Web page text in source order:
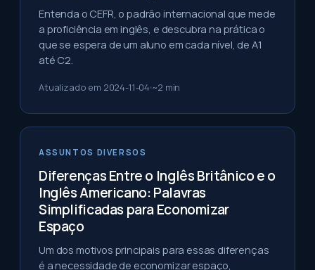
Entenda o CEFR, o padrão internacional que mede
a proficiência em inglês, e descubra na prática o
que se espera de um aluno em cada nível, de A1
até C2.
Atualizado em 2024-11-04 ~2 min
ASSUNTOS DIVERSOS
Diferenças Entre o Inglês Britânico e o
Inglês Americano: Palavras
Simplificadas para Economizar
Espaço
Um dos motivos principais para essas diferenças
é a necessidade de economizar espaço,